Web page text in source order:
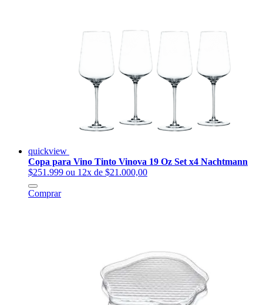
quickview
Copa para Vino Tinto Vinova 19 Oz Set x4 Nachtmann
$251.999 ou 12x de $21.000,00
Comprar